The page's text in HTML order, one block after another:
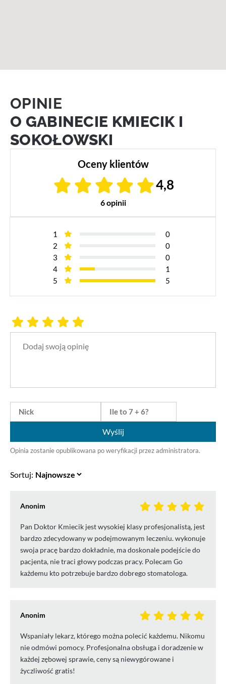
OPINIE
O GABINECIE KMIECIK I
SOKOŁOWSKI
Oceny klientów
4,8
6 opinii
1
0
2
0
3
0
4
1
5
5
Wyślij
Opinia zostanie opublikowana po weryfikacji przez administratora.
Sortuj:
Anonim
Pan Doktor Kmiecik jest wysokiej klasy profesjonalistą, jest
bardzo zdecydowany w podejmowanym leczeniu. wykonuje
swoja pracę bardzo dokładnie, ma doskonale podejście do
pacjenta, nie traci głowy podczas pracy. Polecam Go
każdemu kto potrzebuje bardzo dobrego stomatologa.
Anonim
Wspaniały lekarz, którego można polecić każdemu. Nikomu
nie odmówi pomocy. Profesjonalna obsługa i doradzenie w
każdej zębowej sprawie, ceny są niewygórowane i
życzliwość gratis!